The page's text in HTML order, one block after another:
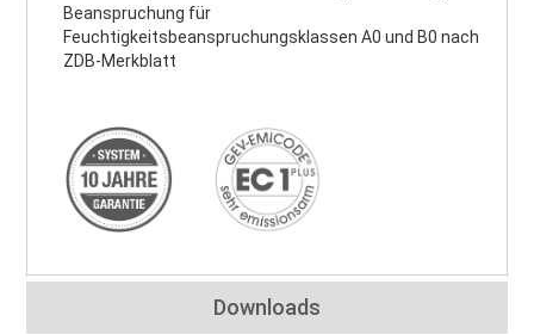
Beanspruchung für
Feuchtigkeitsbeanspruchungsklassen A0 und B0 nach
ZDB-Merkblatt
Downloads